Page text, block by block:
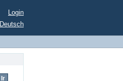
Login
Deutsch